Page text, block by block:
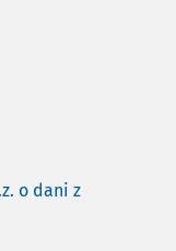
o dani z